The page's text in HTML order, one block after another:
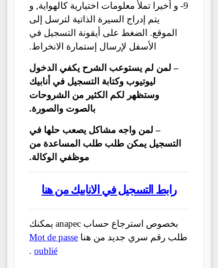
9- و أخيرا تملأ معلومات اختيارية كالهواية, و
يتم إدراج السيرة الذاتية لترسل إلى
الموقع. الضغط على أيقونة التسجيل في
الأسفل لإرسال إستمارة الانخراط.
– لمن لم يستوعب الشرح يكفي الدخول
ليوتيوب وكتابة التسجيل في أنابيك
وستظهر لكم الكثير من الشروحات
بالصوت والصورة.
– لمن واجه مشاكل يصعب حلها في
التسجيل يمكن طلب طلب المساعدة من
موظفي الوكالة.
رابط التسجيل في الانابيك من هنا
بخصوص استرجاع حساب anapec يمكنك
طلب رقم سري جديد من هنا Mot de passe
oublié
.